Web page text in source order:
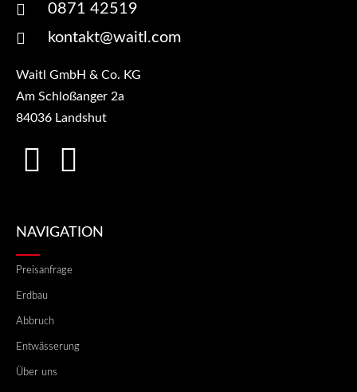
0871 42519
kontakt@waitl.com
Waitl GmbH & Co. KG
Am Schloßanger 2a
84036 Landshut
NAVIGATION
Preisanfrage
Erdbau
Abbruch
Entwässerung
Über uns